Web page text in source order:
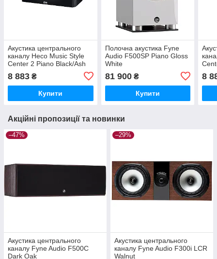
Акустика центрального
каналу Heco Music Style
Center 2 Piano Black/Ash
8 883 ₴
Купити
Полочна акустика Fyne
Audio F500SP Piano Gloss
White
81 900₴
Купити
8
Акційні пропозиції та новинки
–47%
Акустика центрального
каналу Fyne Audio F500C
Dark Oak
–29%
Акустика центрального
каналу Fyne Audio F300i LCR
Walnut